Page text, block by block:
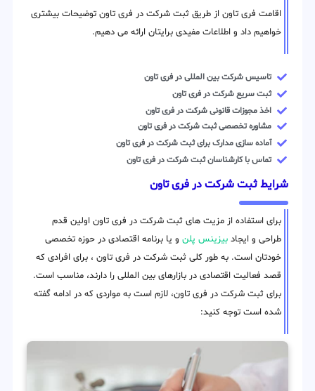
اقامت فری تاون از طریق ثبت شرکت در فری تاون توضیحات بیشتری
خواهیم داد و اطلاعات مفیدی برایتان ارائه می دهیم.
تاسیس شرکت بین المللی در فری تاون
ثبت سریع شرکت در فری تاون
اخذ مجوزات قانونی شرکت در فری تاون
مشاوره تخصصی ثبت شرکت در فری تاون
آماده سازی مدارک برای ثبت شرکت در فری تاون
تماس با کارشناسان ثبت شرکت در فری تاون
شرایط ثبت شرکت در فری تاون
برای استفاده از مزیت های ثبت شرکت در فری تاون اولین قدم
طراحی و ایجاد بیزینس پلن و یا برنامه اقتصادی در حوزه تخصصی
خودتان است. به طور کلی ثبت شرکت در فری تاون ، برای افرادی که
قصد فعالیت اقتصادی در بازارهای بین المللی را دارند، مناسب است.
برای ثبت شرکت در فری تاون، لازم است به مواردی که در ادامه گفته
شده است توجه کنید: